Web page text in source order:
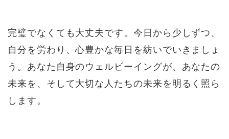
完璧でなくても大丈夫です。今日から少しずつ、
自分を労わり、心豊かな毎日を紡いでいきましょ
う。あなた自身のウェルビーイングが、あなたの
未来を、そして大切な人たちの未来を明るく照ら
します。